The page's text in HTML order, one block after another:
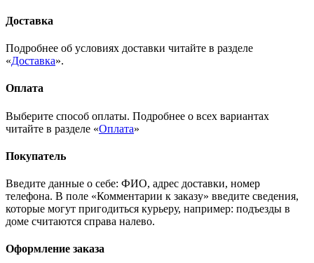
Доставка
Подробнее об условиях доставки читайте в разделе
«Доставка».
Оплата
Выберите способ оплаты. Подробнее о всех вариантах
читайте в разделе «Оплата»
Покупатель
Введите данные о себе: ФИО, адрес доставки, номер
телефона. В поле «Комментарии к заказу» введите сведения,
которые могут пригодиться курьеру, например: подъезды в
доме считаются справа налево.
Оформление заказа